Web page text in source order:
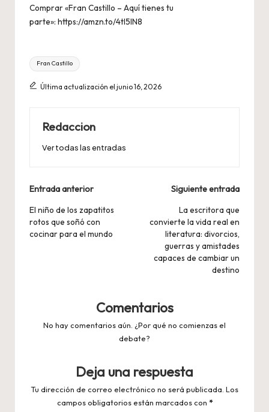
Comprar «Fran Castillo – Aquí tienes tu
parte»: https://amzn.to/4tI5lN8
Etiquetas:
Fran Castillo
Última actualización el junio 16, 2026
Redaccion
Ver todas las entradas
Navegación
de
entradas
Entrada anterior
El niño de los zapatitos
rotos que soñó con
cocinar para el mundo
Siguiente entrada
La escritora que
convierte la vida real en
literatura: divorcios,
guerras y amistades
capaces de cambiar un
destino
Comentarios
No hay comentarios aún. ¿Por qué no comienzas el
debate?
Deja una respuesta
Tu dirección de correo electrónico no será publicada. Los
campos obligatorios están marcados con *